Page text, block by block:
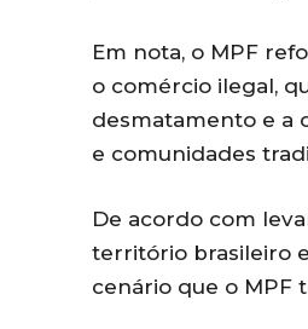
Em nota, o MPF
o comércio ilegal,
desmatamento e a
e comunidades
De acordo com
território brasileiro
cenário que o MPF